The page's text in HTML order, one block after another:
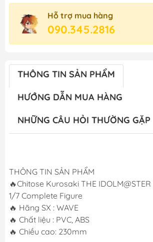
Hỗ trợ mua hàng
090.345.2816
THÔNG TIN SẢN PHẨM
HƯỚNG DẪN MUA HÀNG
NHỮNG CÂU HỎI THƯỜNG GẶP
THÔNG TIN SẢN PHẨM
🔥Chitose Kurosaki THE
1/7 Complete Figure
🔥 Hãng SX : WAVE
🔥 Chất liệu : PVC, ABS
🔥 Chiều cao: 230mm